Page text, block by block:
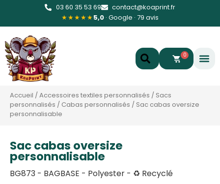
03 60 35 53 69
contact@koaprint.fr
★★★★★5,0 · Google · 79 avis
0
Accueil /Accessoires textiles personnalisés / Sacs
personnalisés / Cabas personnalisés / Sac cabas oversize
personnalisable
Sac cabas oversize
personnalisable
BG873 - BAGBASE - Polyester - ♻️ Recyclé